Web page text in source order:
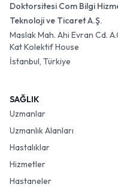
Doktorsitesi Com Bilgi
Teknoloji ve Ticaret A.Ş.
Maslak Mah. Ahi Evran Cd.
Kat Kolektif House
İstanbul, Türkiye
SAĞLIK
Uzmanlar
Uzmanlık Alanları
Hastalıklar
Hizmetler
Hastaneler